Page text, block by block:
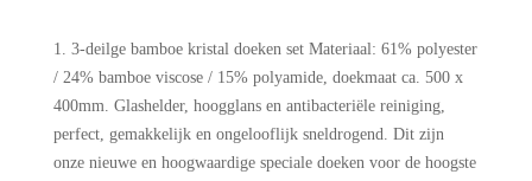
3-deilge bamboe kristal doeken set Materiaal: 61% polyester
/ 24% bamboe viscose / 15% polyamide, doekmaat ca. 500 x
400mm. Glashelder, hoogglans en antibacteriële reiniging,
perfect, gemakkelijk en ongelooflijk sneldrogend. Dit zijn
onze nieuwe en hoogwaardige speciale doeken voor de hoogste